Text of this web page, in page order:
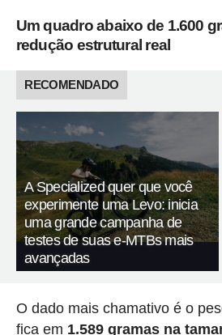
Um quadro abaixo de 1.600
redução estrutural real
RECOMENDADO
A Specialized quer que você
experimente uma Levo: inicia
uma grande campanha de
testes de suas e-MTBs mais
avançadas
O dado mais chamativo é o
fica em 1.589 gramas na